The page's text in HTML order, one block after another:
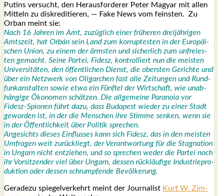
Putins ver­sucht, den Her­aus­for­de­rer Peter Magyar mit allen
Mit­teln zu dis­kre­di­tie­ren, — Fake News vom feins­ten. Zu
Orban meint sie:
Nach 16 Jah­ren im Amt, zuzüg­lich einer frü­he­ren drei­jäh­ri­gen
Amts­zeit, hat Orbán sein Land zum kor­rup­tes­ten in der Euro­päi­
schen Uni­on, zu einem derärms­ten und sicher­lich zum unfrei­es­
ten gemacht. Sei­ne Par­tei, Fidesz, kon­trol­liert nun die meis­ten
Uni­ver­si­tä­ten, den öffent­li­chen Dienst, die obers­ten Gerich­te und
über ein Netz­werk von Olig­ar­chen fast alle Zei­tun­gen und Rund­
funk­an­stal­ten sowie etwa ein Fünf­tel der Wirt­schaft, wie unab­
hän­gi­ge Öko­no­men schät­zen. Die all­ge­mei­ne Para­noia vor
Fidesz-Spio­nen führt dazu, dass Buda­pest wie­der zu einer Stadt
gewor­den ist, in der die Men­schen ihre Stim­me sen­ken, wenn sie
in der Öffent­lich­keit über Poli­tik spre­chen.
Ange­sichts die­ses Ein­flus­ses kann sich Fidesz, das in den meis­ten
Umfra­gen weit zurück­liegt, der Ver­ant­wor­tung für die Sta­gna­ti­on
in Ungarn nicht ent­zie­hen, und so spre­chen weder die Par­tei noch
ihr Vor­sit­zen­der viel über Ungarn, des­sen rück­läu­fi­ge Indus­trie­pro­
duk­ti­on oder des­sen schrump­fen­de Bevöl­ke­rung.
Gera­de­zu spie­gel­ver­kehrt meint der Jour­na­list Kurt W. Zim­